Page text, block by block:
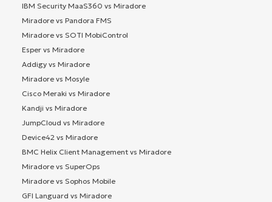
IBM Security MaaS360 vs Miradore
Miradore vs Pandora FMS
Miradore vs SOTI MobiControl
Esper vs Miradore
Addigy vs Miradore
Miradore vs Mosyle
Cisco Meraki vs Miradore
Kandji vs Miradore
JumpCloud vs Miradore
Device42 vs Miradore
BMC Helix Client Management vs Miradore
Miradore vs SuperOps
Miradore vs Sophos Mobile
GFI Languard vs Miradore